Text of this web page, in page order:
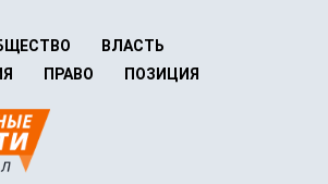
ВЛАСТЬ
ПРАВО ПОЗИЦИЯ